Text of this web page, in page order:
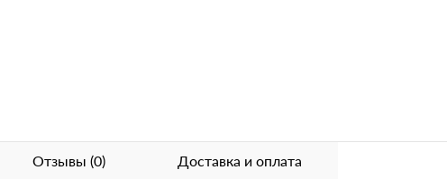
Отзывы (0) Доставка и оплата